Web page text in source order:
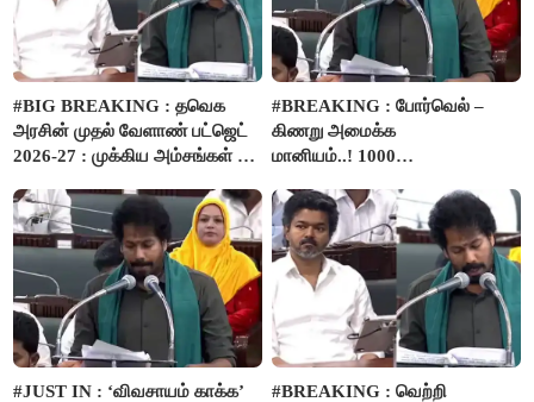
#BIG BREAKING : தவெக
அரசின் முதல் வேளாண் பட்ஜெட்
2026-27 : முக்கிய அம்சங்கள் ஓர்
#BREAKING : போர்வெல் –
கிணறு அமைக்க
மானியம்..! 1000
பம்புசெட் வழங்கப்படும்..!
#JUST IN : ‘விவசாயம் காக்க’
#BREAKING : வெற்றி